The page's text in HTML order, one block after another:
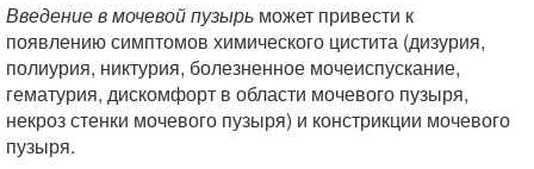
Введение в мочевой пузырь может привести к
появлению симптомов химического цистита (дизурия,
полиурия, никтурия, болезненное мочеиспускание,
гематурия, дискомфорт в области мочевого пузыря,
некроз стенки мочевого пузыря) и констрикции мочевого
пузыря.